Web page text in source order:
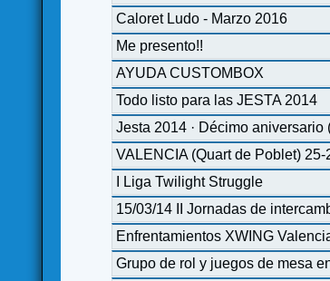
Caloret Ludo - Marzo 2016
Me presento!!
AYUDA CUSTOMBOX
Todo listo para las JESTA 2014
Jesta 2014 · Décimo
VALENCIA (Quart de Poblet)
I Liga Twilight Struggle
15/03/14 II Jornadas de
Enfrentamientos XWING
Grupo de rol y juegos de mesa